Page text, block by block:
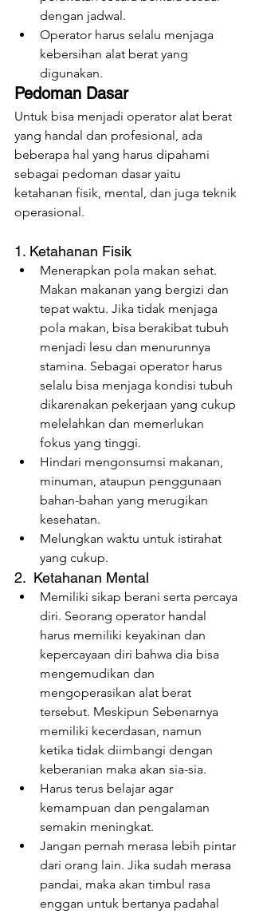
dengan jadwal.
Operator harus selalu menjaga
kebersihan alat berat yang
digunakan.
Pedoman Dasar
Untuk bisa menjadi operator alat berat
yang handal dan profesional, ada
beberapa hal yang harus dipahami
sebagai pedoman dasar yaitu
ketahanan fisik, mental, dan juga teknik
operasional.
1. Ketahanan Fisik
Menerapkan pola makan sehat.
Makan makanan yang bergizi dan
tepat waktu. Jika tidak menjaga
pola makan, bisa berakibat tubuh
menjadi lesu dan menurunnya
stamina. Sebagai operator harus
selalu bisa menjaga kondisi tubuh
dikarenakan pekerjaan yang cukup
melelahkan dan memerlukan
fokus yang tinggi.
Hindari mengonsumsi makanan,
minuman, ataupun penggunaan
bahan-bahan yang merugikan
kesehatan.
Melungkan waktu untuk istirahat
yang cukup.
2.  Ketahanan Mental
Memiliki sikap berani serta percaya
diri. Seorang operator handal
harus memiliki keyakinan dan
kepercayaan diri bahwa dia bisa
mengemudikan dan
mengoperasikan alat berat
tersebut. Meskipun Sebenarnya
memiliki kecerdasan, namun
ketika tidak diimbangi dengan
keberanian maka akan sia-sia.
Harus terus belajar agar
kemampuan dan pengalaman
semakin meningkat.
Jangan pernah merasa lebih pintar
dari orang lain. Jika sudah merasa
pandai, maka akan timbul rasa
enggan untuk bertanya padahal